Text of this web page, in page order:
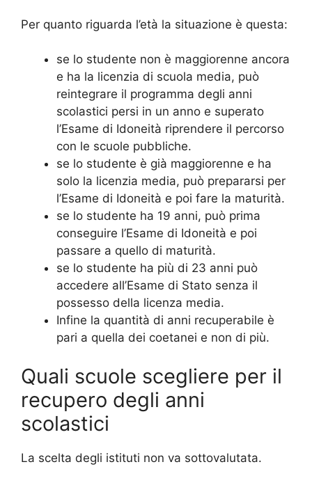
Per quanto riguarda l’età la situazione è questa:
se lo studente non è maggiorenne ancora
e ha la licenzia di scuola media, può
reintegrare il programma degli anni
scolastici persi in un anno e superato
l’Esame di Idoneità riprendere il percorso
con le scuole pubbliche.
se lo studente è già maggiorenne e ha
solo la licenzia media, può prepararsi per
l’Esame di Idoneità e poi fare la maturità.
se lo studente ha 19 anni, può prima
conseguire l’Esame di Idoneità e poi
passare a quello di maturità.
se lo studente ha più di 23 anni può
accedere all’Esame di Stato senza il
possesso della licenza media.
Infine la quantità di anni recuperabile è
pari a quella dei coetanei e non di più.
Quali scuole scegliere per il
recupero degli anni
scolastici
La scelta degli istituti non va sottovalutata.